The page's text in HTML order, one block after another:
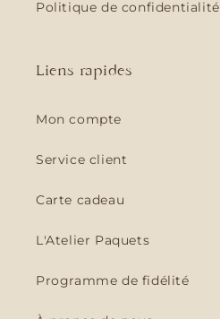
Politique de confidentialité
Liens rapides
Mon compte
Service client
Carte cadeau
L'Atelier Paquets
Programme de fidélité